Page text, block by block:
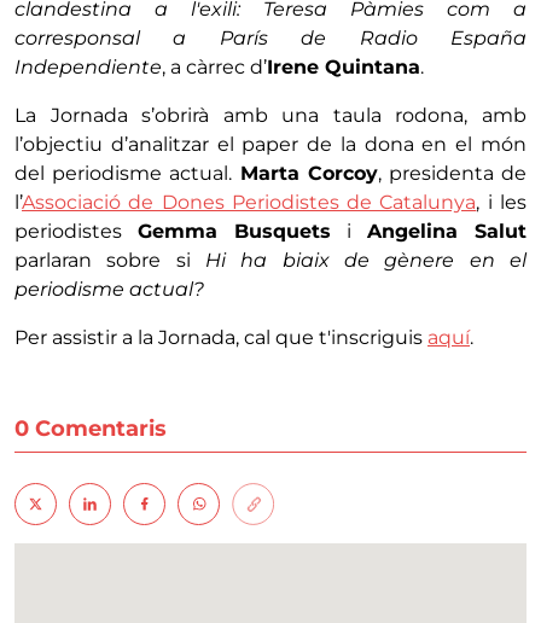
clandestina a l'exili: Teresa Pàmies com a
corresponsal a París de Radio España
Independiente, a càrrec d’Irene Quintana.
La Jornada s’obrirà amb una taula rodona, amb
l’objectiu d’analitzar el paper de la dona en el món
del periodisme actual. Marta Corcoy, presidenta de
l’Associació de Dones Periodistes de Catalunya, i les
periodistes Gemma Busquets i Angelina Salut
parlaran sobre si Hi ha biaix de gènere en el
periodisme actual?
Per assistir a la Jornada, cal que t'inscriguis aquí.
0 Comentaris